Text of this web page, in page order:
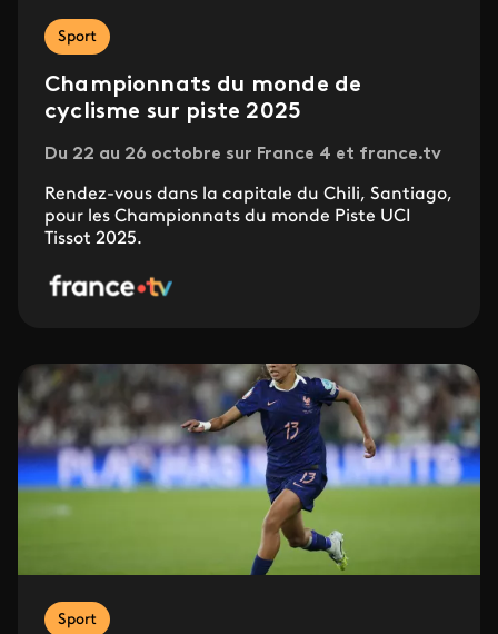
Sport
Championnats du monde de
cyclisme sur piste 2025
Du 22 au 26 octobre sur France 4 et france.tv
Rendez-vous dans la capitale du Chili, Santiago,
pour les Championnats du monde Piste UCI
Tissot 2025.
Sport